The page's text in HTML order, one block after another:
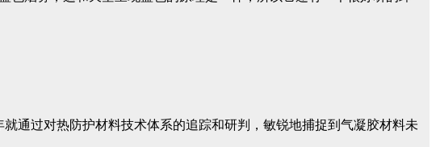
通过对热防护材料技术体系的追踪和研判，敏锐地捕捉到气凝胶材料未